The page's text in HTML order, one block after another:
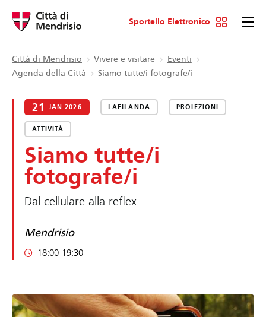
Sportello Elettronico
Città di Mendrisio Vivere e visitare
Eventi
Agenda della Città
Siamo tutte/i fotografe/i
21 JAN 2026 LAFILANDA PROIEZIONI
ATTIVITÀ
Siamo tutte/i
fotografe/i
Dal cellulare alla reflex
Mendrisio
18:00-19:30